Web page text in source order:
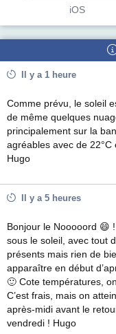
iOS
Il y a 1 heure
Comme prévu, le soleil
de même quelques
principalement sur la
agréables avec de
Hugo
Il y a 5 heures
Bonjour le Nooooord 😄
sous le soleil, avec tout
présents mais rien de
apparaître en début
🙂 Cote températures,
C’est frais, mais on
après-midi avant le
vendredi ! Hugo